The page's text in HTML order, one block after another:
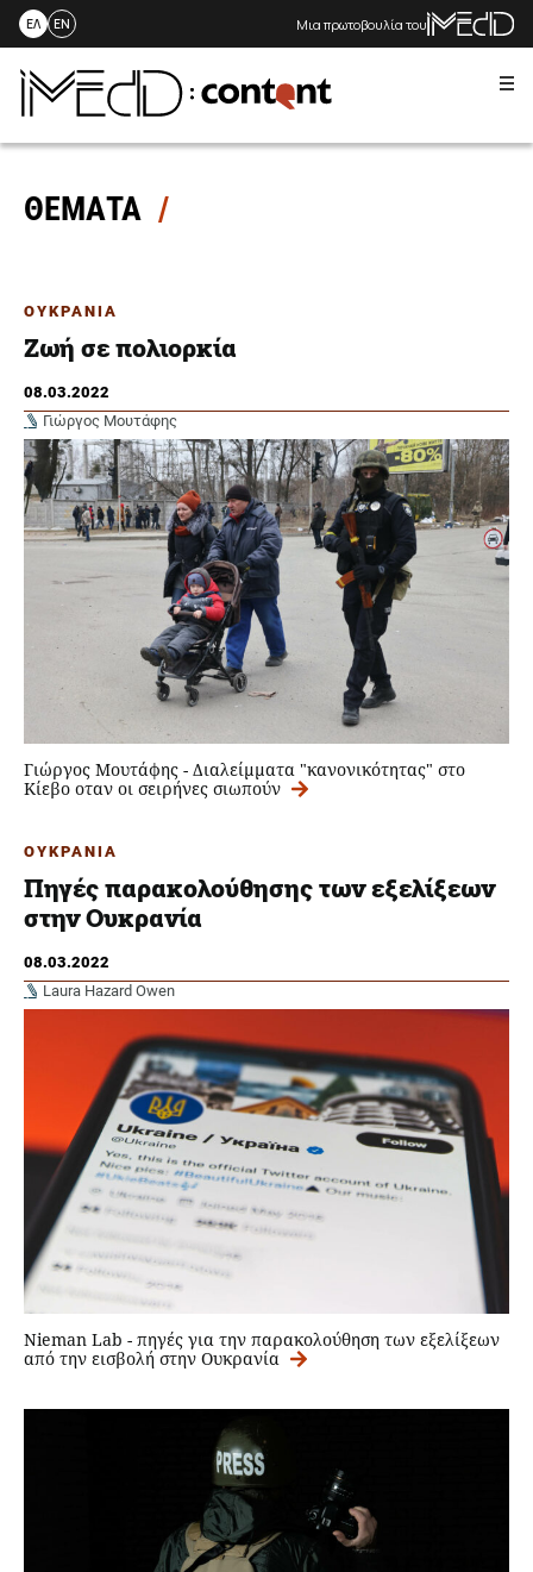
Skip
content
ΕΛ EN Μια πρωτοβουλία του
ΘΕΜΑΤΑ
ΟΥΚΡΑΝΙΑ
Ζωή σε πολιορκία
08.03.2022
Γιώργος Μουτάφης
Γιώργος Μουτάφης - Διαλείμματα "κανονικότητας" στο
Κίεβο οταν οι σειρήνες σιωπούν
ΟΥΚΡΑΝΙΑ
Πηγές παρακολούθησης των εξελίξεων
στην Ουκρανία
08.03.2022
Laura Hazard Owen
Nieman Lab - πηγές για την παρακολούθηση των εξελίξεων
από την εισβολή στην Ουκρανία